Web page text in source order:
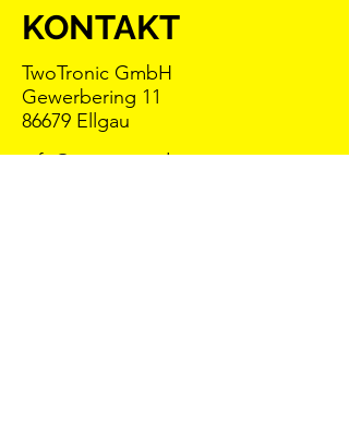
KONTAKT
TwoTronic GmbH
Gewerbering 11
86679 Ellgau
info@twotronic.de